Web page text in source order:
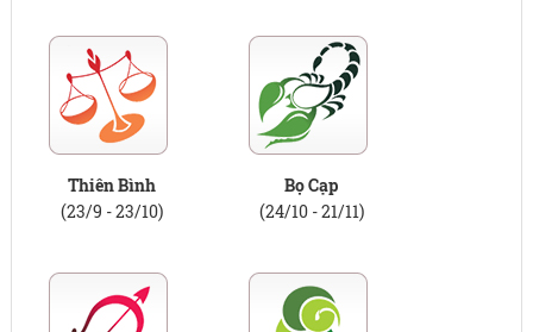
Thiên Bình
(23/9 - 23/10)
Bọ Cạp
(24/10 - 21/11)